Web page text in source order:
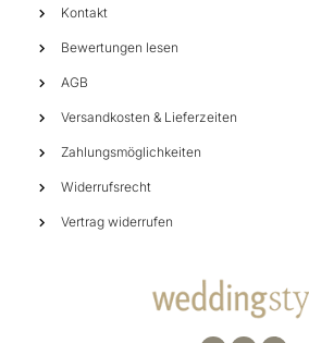
Kontakt
Bewertungen lesen
AGB
Versandkosten & Lieferzeiten
Zahlungsmöglichkeiten
Widerrufsrecht
Vertrag widerrufen